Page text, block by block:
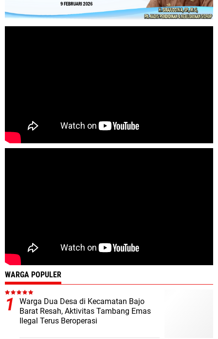
WARGA POPULER
Warga Dua Desa di Kecamatan Bajo
Barat Resah, Aktivitas Tambang Emas
Ilegal Terus Beroperasi